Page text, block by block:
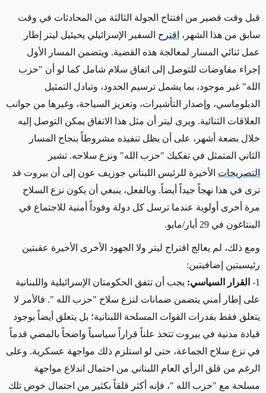
قبل وقت قصير من افتتاح الجولة الثالثة من المحادثات في وقت
سابق من هذا الشهر، اقترح السفير الإسرائيلي يحيئيل ليتر إطار
عمل ثنائي المسار لمعالجة هذه القضية. ويتضمن المسار الأول
إجراء مفاوضات للتوصل إلى اتفاق سلام شامل كما لو أن "حزب
الله" غير موجود، بما يشمل ترسيم الحدود، وتبادل التمثيل
الدبلوماسي، وإصدار التأشيرات، وتعزيز السياحة، وغيرها من جوانب
العلاقات الثنائية. ويرى ليتر أن مثل هذا الاتفاق يمكن التوصل إليه
خلال بضعة أشهر، على أن يظل تنفيذه مشروطاً بنجاح المسار
الثاني المتمثل في تفكيك "حزب الله" ونزع سلاحه. تشير
التصريحات الأخيرة للرئيس اللبناني جوزيف عون إلى أن بيروت قد
ترى في هذا نهجاً جيداً أيضاً. وبالفعل، ينبغي أن يكون نزع السلاح
مرة أخرى أولوية عندما ترسل كل دولة وفوداً أمنية للاجتماع في
البنتاغون في 29 أيار/مايو.
ومع ذلك، لم يعالج اقتراح ليتر ولا الجهود الأخرى الأخيرة عقبتين
رئيسيتين إضافيتين:
1-
القرار السياسي: يجب أن تتفق الحكومتان الإسرائيلية واللبنانية
على إطار أمني يتضمن ضمانات لنزع سلاح "حزب الله ". فالأمر لا
يتعلق فقط بقدرات القوات المسلحة اللبنانية؛ بل يتعلق أيضاً بوجود
قيادة مدنية في بيروت تتخذ علناً قراراً سياسياً واضحاً بالمضي قدماً
في نزع سلاح الجماعة، حتى لو استلزم ذلك مواجهة عسكرية. وعلى
الرغم من قلق الرأي العام اللبناني من احتمال اندلاع مواجهة
مسلحة مع "حزب الله "، فإنه أكثر قلقاً بكثير من احتمال خوض تلك